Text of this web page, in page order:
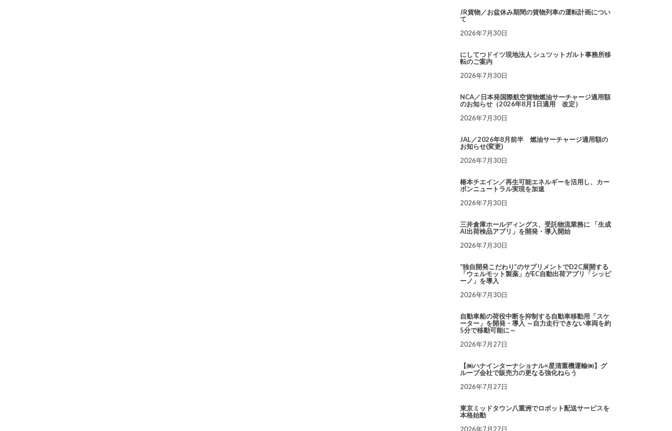
JR貨物／お盆休み期間の貨物列車の運転計画につい
て
2026年7月30日
にしてつドイツ現地法人 シュツットガルト事務所移
転のご案内
2026年7月30日
NCA／日本発国際航空貨物燃油サーチャージ適用額
のお知らせ（2026年8月1日適用 改定）
2026年7月30日
JAL／2026年8月前半 燃油サーチャージ適用額の
お知らせ(変更)
2026年7月30日
椿本チエイン／再生可能エネルギーを活用し、カー
ボンニュートラル実現を加速
2026年7月30日
三井倉庫ホールディングス、受託物流業務に 「生成
AI出荷検品アプリ」を開発・導入開始
2026年7月30日
“独自開発こだわり”のサプリメントでD2C展開する
「ウェルモット製薬」がEC自動出荷アプリ「シッピ
ーノ」を導入
2026年7月30日
自動車船の荷役中断を抑制する自動車移動用「スケ
ーター」を開発・導入 ～自力走行できない車両を約
5分で移動可能に～
2026年7月27日
【㈱ハナインターナショナル×星清重機運輸㈱】グ
ループ会社で販売力の更なる強化ねらう
2026年7月27日
東京ミッドタウン八重洲でロボット配送サービスを
本格始動
2026年7月27日